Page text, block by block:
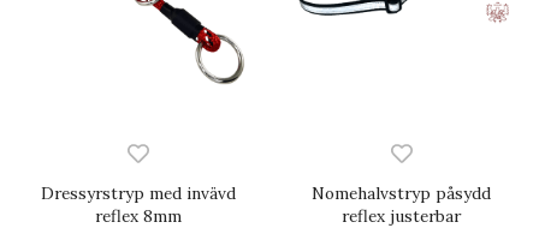
Dressyrstryp med invävd
reflex 8mm
Nomehalvstryp påsydd
reflex justerbar